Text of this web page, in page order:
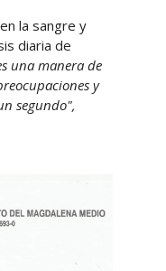
la sangre y
diaria de
una manera de
y
segundo",